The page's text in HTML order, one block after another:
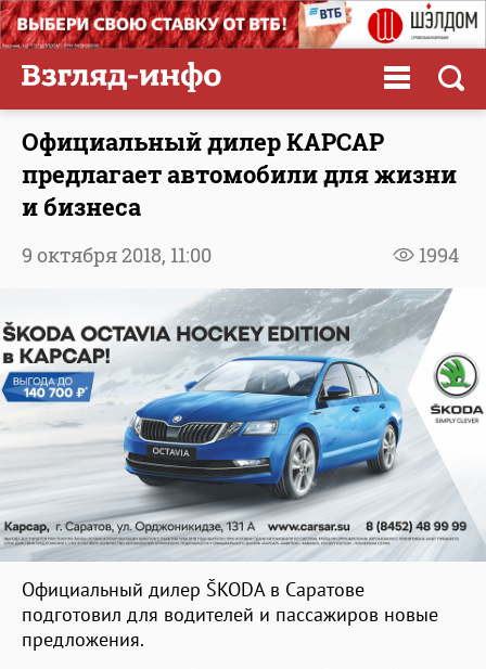
Официальный дилер КАРСАР
предлагает автомобили для жизни
и бизнеса
1994
9 октября 2018, 11:00
Официальный дилер ŠKODA в Саратове
подготовил для водителей и пассажиров новые
предложения.